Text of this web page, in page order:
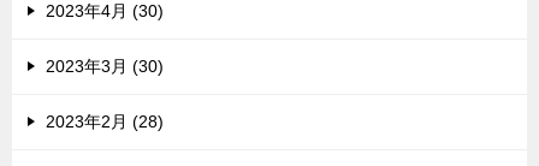
2023年4月 (30)
2023年3月 (30)
2023年2月 (28)